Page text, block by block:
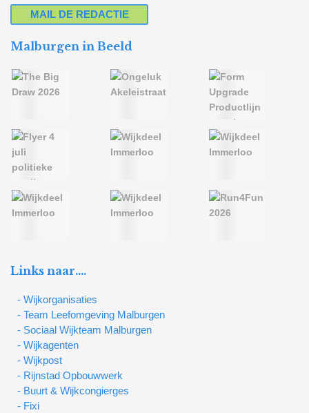
MAIL DE REDACTIE
Malburgen in Beeld
Links naar….
- Wijkorganisaties
- Team Leefomgeving Malburgen
- Sociaal Wijkteam Malburgen
- Wijkagenten
- Wijkpost
- Rijnstad Opbouwwerk
- Buurt & Wijkcongierges
- Fixi